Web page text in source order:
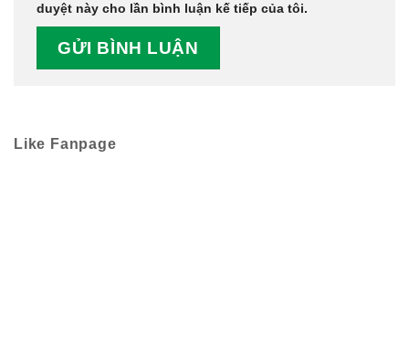
duyệt này cho lần bình luận kế tiếp của tôi.
Like Fanpage